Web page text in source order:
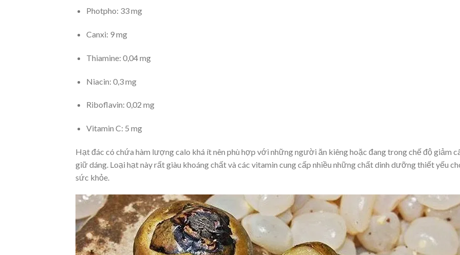
Photpho: 33 mg
Canxi: 9 mg
Thiamine: 0,04 mg
Niacin: 0,3 mg
Riboflavin: 0,02 mg
Vitamin C: 5 mg
Hạt đác có chứa hàm lượng calo khá ít nên phù hợp với những người ăn kiêng hoặc đang trong chế độ giảm
giữ dáng. Loại hạt này rất giàu khoáng chất và các vitamin cung cấp nhiều những chất dinh dưỡng thiết yếu
sức khỏe.